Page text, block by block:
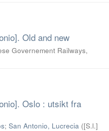
Old and new
Governement Railways,
Oslo : utsikt fra
; San Antonio, Lucrecia ([S.l.]